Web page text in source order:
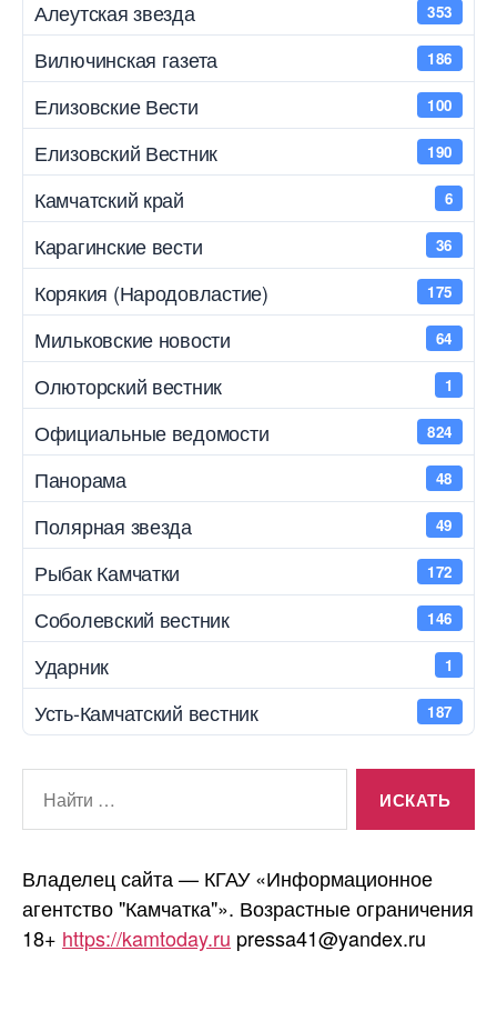
Алеутская звезда 353
Вилючинская газета 186
Елизовские Вести 100
Елизовский Вестник 190
Камчатский край 6
Карагинские вести 36
Корякия (Народовластие) 175
Мильковские новости 64
Олюторский вестник 1
Официальные ведомости 824
Панорама 48
Полярная звезда 49
Рыбак Камчатки 172
Соболевский вестник 146
Ударник 1
Усть-Камчатский вестник 187
Владелец сайта — КГАУ «Информационное
агентство "Камчатка"». Возрастные ограничения
18+ https://kamtoday.ru pressa41@yandex.ru